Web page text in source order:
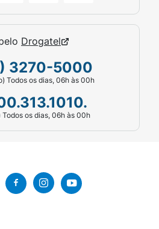
Drogatel
3270-5000
Todos os dias, 06h às 00h
Todos os dias, 06h às 00h